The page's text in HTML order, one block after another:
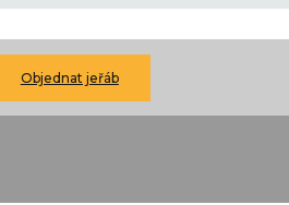
Objednat jeřáb